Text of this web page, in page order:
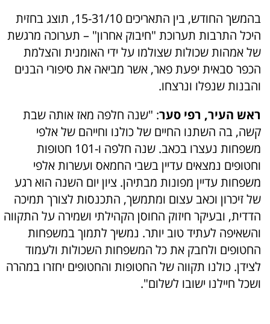
בהמשך החודש, בין התאריכים 15-31/10, תוצג בחזית
היכל התרבות תערוכת "חיבוק אחרון" – תערוכה מרגשת
של אמהות שכולות שצולמו על ידי האומנית והצלמת
הכפר סבאית יפעת פאר, אשר מביאה את סיפורי הבנים
והבנות שנפלו ונרצחו.
ראש העיר, רפי סער: "שנה חלפה מאז אותה שבת
קשה, בה השתנו החיים של כולנו וחייהם של אלפי
משפחות נעצרו בכאב. שנה חלפה ו-101 חטופות
וחטופים נמצאים עדיין בשבי החמאס ועשרות אלפי
משפחות עדיין מפונות מבתיהן. ציון יום השנה הוא רגע
של זיכרון וכאב עצום ומתמשך, התכנסות לצורך תמיכה
הדדית, ובעיקר חיזוק החוסן הקהילתי ושמירה על התקווה
והשאיפה לעתיד טוב יותר. נמשיך לתמוך במשפחות
החטופים ולחבק את כל המשפחות השכולות ולעמוד
לצידן. כולנו תקווה של החטופות והחטופים יחזרו במהרה
ושכל חיילנו ישובו לשלום".